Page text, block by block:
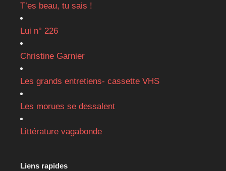
T’es beau, tu sais !
Lui n° 226
Christine Garnier
Les grands entretiens- cassette VHS
Les morues se dessalent
Littérature vagabonde
Liens rapides